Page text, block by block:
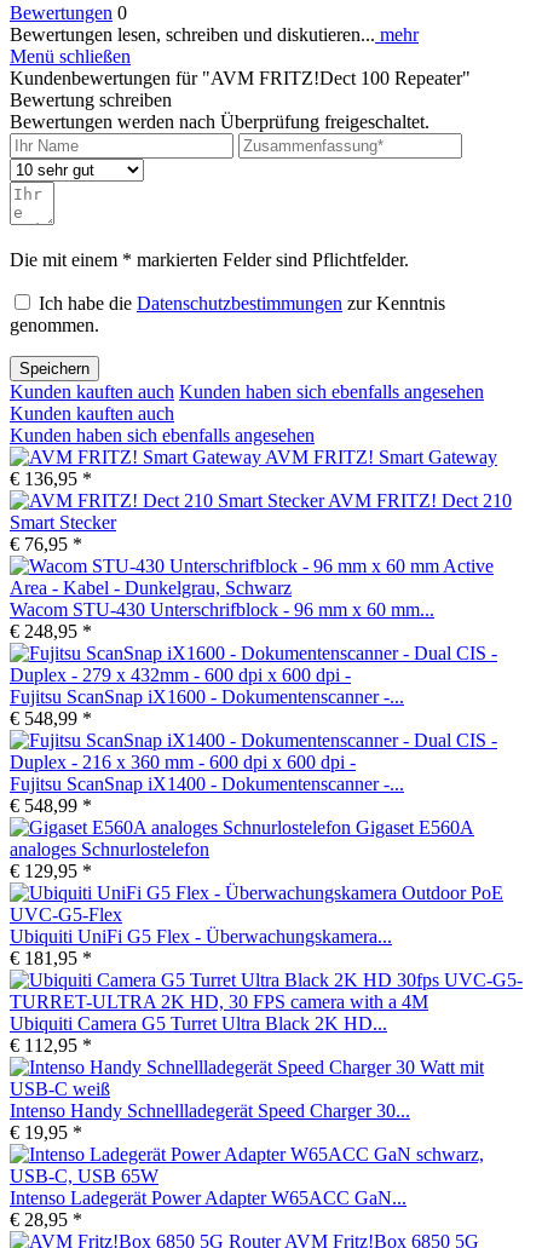
Bewertungen 0
Bewertungen lesen, schreiben und diskutieren... mehr
Menü schließen
Kundenbewertungen für "AVM FRITZ!Dect 100 Repeater"
Bewertung schreiben
Bewertungen werden nach Überprüfung freigeschaltet.
Die mit einem * markierten Felder sind Pflichtfelder.
Ich habe die Datenschutzbestimmungen zur Kenntnis
genommen.
Speichern
Kunden kauften auch Kunden haben sich ebenfalls angesehen
Kunden kauften auch
Kunden haben sich ebenfalls angesehen
AVM FRITZ! Smart Gateway
€ 136,95 *
AVM FRITZ! Dect 210
Smart Stecker
€ 76,95 *
Wacom STU-430 Unterschrifblock - 96 mm x 60 mm...
€ 248,95 *
Fujitsu ScanSnap iX1600 - Dokumentenscanner -...
€ 548,99 *
Fujitsu ScanSnap iX1400 - Dokumentenscanner -...
€ 548,99 *
Gigaset E560A
analoges Schnurlostelefon
€ 129,95 *
Ubiquiti UniFi G5 Flex - Überwachungskamera...
€ 181,95 *
Ubiquiti Camera G5 Turret Ultra Black 2K HD...
€ 112,95 *
Intenso Handy Schnellladegerät Speed Charger 30...
€ 19,95 *
Intenso Ladegerät Power Adapter W65ACC GaN...
€ 28,95 *
AVM Fritz!Box 6850 5G